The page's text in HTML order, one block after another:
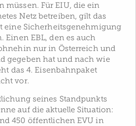
müssen. Für EIU, die ein
Netz betreiben, gilt das
eine Sicherheitsgenehmigung
Einen EBL, den es auch
nur in Österreich und
gegeben hat und nach wie
das 4. Eisenbahnpaket
vor.
seines Standpunkts
auf die aktuelle Situation:
450 öffentlichen EVU in